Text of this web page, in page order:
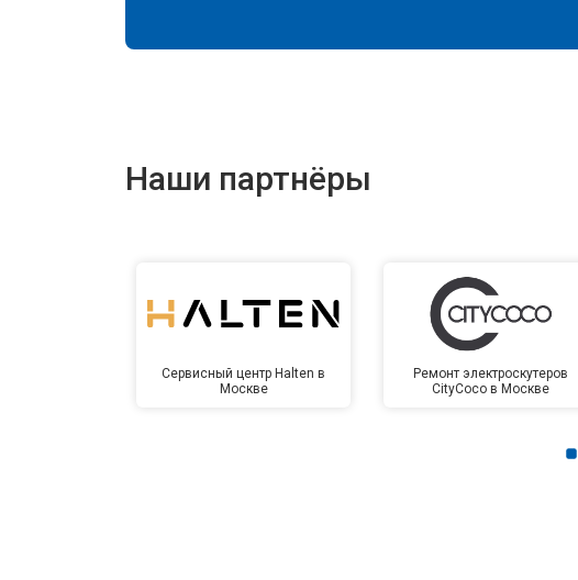
Наши партнёры
Сервисный центр Halten в
Москве
Ремонт электроскутеров
CityCoco в Москве